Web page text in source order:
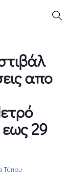
απο
29
Τύπου